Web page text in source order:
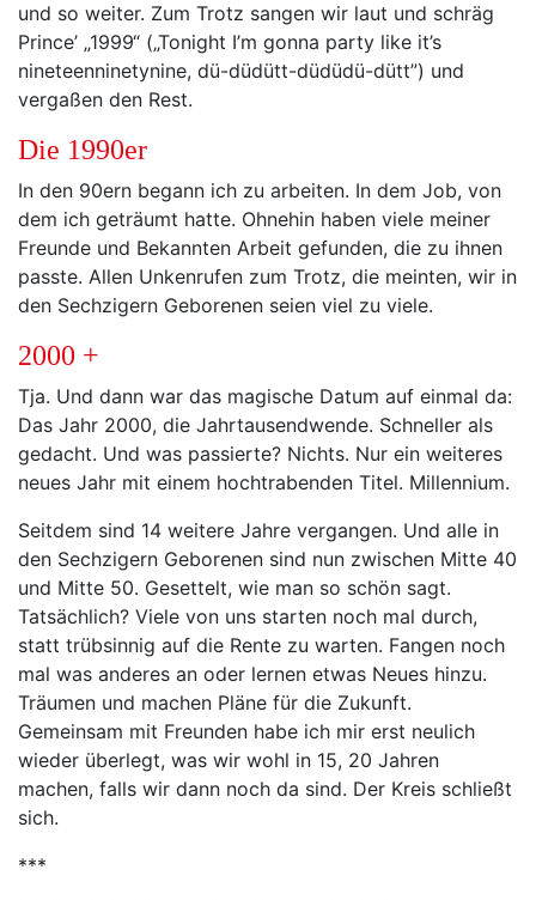
und so weiter. Zum Trotz sangen wir laut und schräg
Prince’ „1999“ („Tonight I’m gonna party like it’s
nineteenninetynine, dü-düdütt-düdüdü-dütt”) und
vergaßen den Rest.
Die 1990er
In den 90ern begann ich zu arbeiten. In dem Job, von
dem ich geträumt hatte. Ohnehin haben viele meiner
Freunde und Bekannten Arbeit gefunden, die zu ihnen
passte. Allen Unkenrufen zum Trotz, die meinten, wir in
den Sechzigern Geborenen seien viel zu viele.
2000 +
Tja. Und dann war das magische Datum auf einmal da:
Das Jahr 2000, die Jahrtausendwende. Schneller als
gedacht. Und was passierte? Nichts. Nur ein weiteres
neues Jahr mit einem hochtrabenden Titel. Millennium.
Seitdem sind 14 weitere Jahre vergangen. Und alle in
den Sechzigern Geborenen sind nun zwischen Mitte 40
und Mitte 50. Gesettelt, wie man so schön sagt.
Tatsächlich? Viele von uns starten noch mal durch,
statt trübsinnig auf die Rente zu warten. Fangen noch
mal was anderes an oder lernen etwas Neues hinzu.
Träumen und machen Pläne für die Zukunft.
Gemeinsam mit Freunden habe ich mir erst neulich
wieder überlegt, was wir wohl in 15, 20 Jahren
machen, falls wir dann noch da sind. Der Kreis schließt
sich.
***